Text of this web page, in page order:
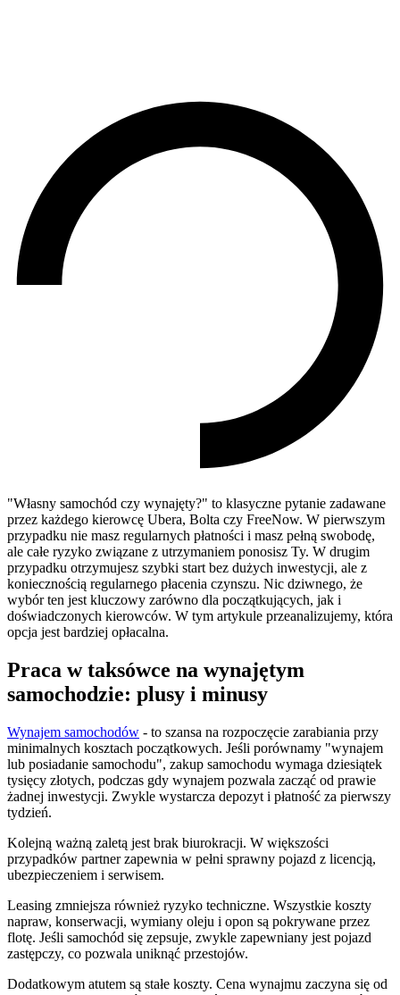
"Własny samochód czy wynajęty?" to klasyczne pytanie zadawane
przez każdego kierowcę Ubera, Bolta czy FreeNow. W pierwszym
przypadku nie masz regularnych płatności i masz pełną swobodę,
ale całe ryzyko związane z utrzymaniem ponosisz Ty. W drugim
przypadku otrzymujesz szybki start bez dużych inwestycji, ale z
koniecznością regularnego płacenia czynszu. Nic dziwnego, że
wybór ten jest kluczowy zarówno dla początkujących, jak i
doświadczonych kierowców. W tym artykule przeanalizujemy, która
opcja jest bardziej opłacalna.
Praca w taksówce na wynajętym
samochodzie: plusy i minusy
Wynajem samochodów - to szansa na rozpoczęcie zarabiania przy
minimalnych kosztach początkowych. Jeśli porównamy "wynajem
lub posiadanie samochodu", zakup samochodu wymaga dziesiątek
tysięcy złotych, podczas gdy wynajem pozwala zacząć od prawie
żadnej inwestycji. Zwykle wystarcza depozyt i płatność za pierwszy
tydzień.
Kolejną ważną zaletą jest brak biurokracji. W większości
przypadków partner zapewnia w pełni sprawny pojazd z licencją,
ubezpieczeniem i serwisem.
Leasing zmniejsza również ryzyko techniczne. Wszystkie koszty
napraw, konserwacji, wymiany oleju i opon są pokrywane przez
flotę. Jeśli samochód się zepsuje, zwykle zapewniany jest pojazd
zastępczy, co pozwala uniknąć przestojów.
Dodatkowym atutem są stałe koszty. Cena wynajmu zaczyna się od